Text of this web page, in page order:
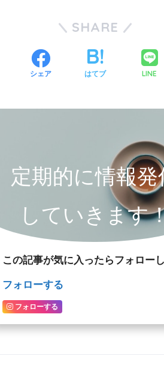
SHARE
シェア はてブ LINE
定期的に情報発
していきます
この記事が気に入ったらフォロー
フォローする
フォローする